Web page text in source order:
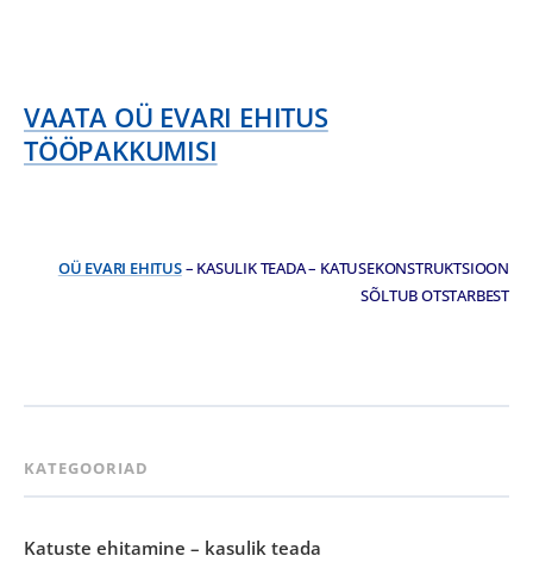
VAATA OÜ EVARI EHITUS
TÖÖPAKKUMISI
OÜ EVARI EHITUS– KASULIK TEADA – KATUSEKONSTRUKTSIOON
SÕLTUB OTSTARBEST
KATEGOORIAD
Katuste ehitamine – kasulik teada